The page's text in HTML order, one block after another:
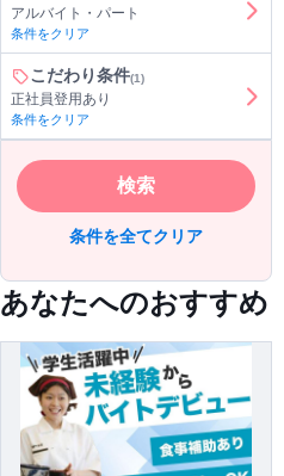
アルバイト・パート
条件をクリア
こだわり条件(1)
正社員登用あり
条件をクリア
検索
条件を全てクリア
あなたへのおすすめ